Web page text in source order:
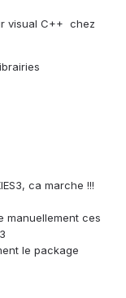
visual C++ chez
ca marche !!!
manuellement ces
le package